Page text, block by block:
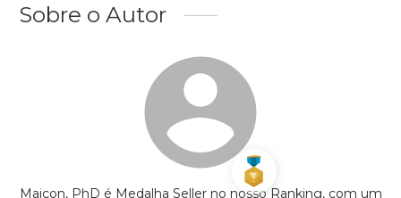
Sobre o Autor
Maicon, PhD é Medalha Seller no nosso Ranking, com um